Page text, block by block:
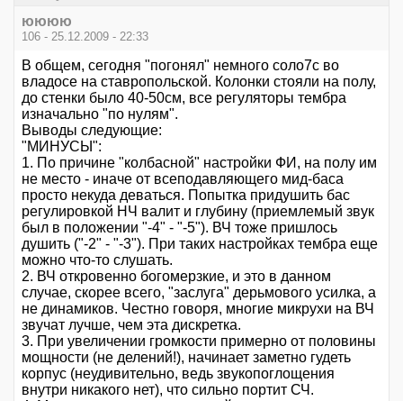
юююю
106 - 25.12.2009 - 22:33
В общем, сегодня "погонял" немного соло7с во
владосе на ставропольской. Колонки стояли на полу,
до стенки было 40-50см, все регуляторы тембра
изначально "по нулям".
Выводы следующие:
"МИНУСЫ":
1. По причине "колбасной" настройки ФИ, на полу им
не место - иначе от всеподавляющего мид-баса
просто некуда деваться. Попытка придушить бас
регулировкой НЧ валит и глубину (приемлемый звук
был в положении "-4" - "-5"). ВЧ тоже пришлось
душить ("-2" - "-3"). При таких настройках тембра еще
можно что-то слушать.
2. ВЧ откровенно богомерзкие, и это в данном
случае, скорее всего, "заслуга" дерьмового усилка, а
не динамиков. Честно говоря, многие микрухи на ВЧ
звучат лучше, чем эта дискретка.
3. При увеличении громкости примерно от половины
мощности (не делений!), начинает заметно гудеть
корпус (неудивительно, ведь звукопоглощения
внутри никакого нет), что сильно портит СЧ.